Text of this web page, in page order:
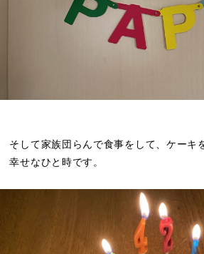
そして家族団らんで食事をして、ケーキ
幸せなひと時です。